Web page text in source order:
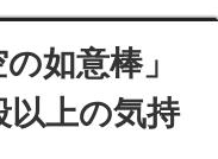
如意棒」
以上の気持